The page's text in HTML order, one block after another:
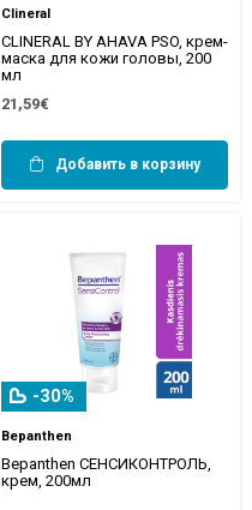
Clineral
CLINERAL BY AHAVA PSO, крем-
маска для кожи головы, 200
мл
21,59€
Добавить в корзину
-30%
Bepanthen
Bepanthen СЕНСИКОНТРОЛЬ,
крем, 200мл